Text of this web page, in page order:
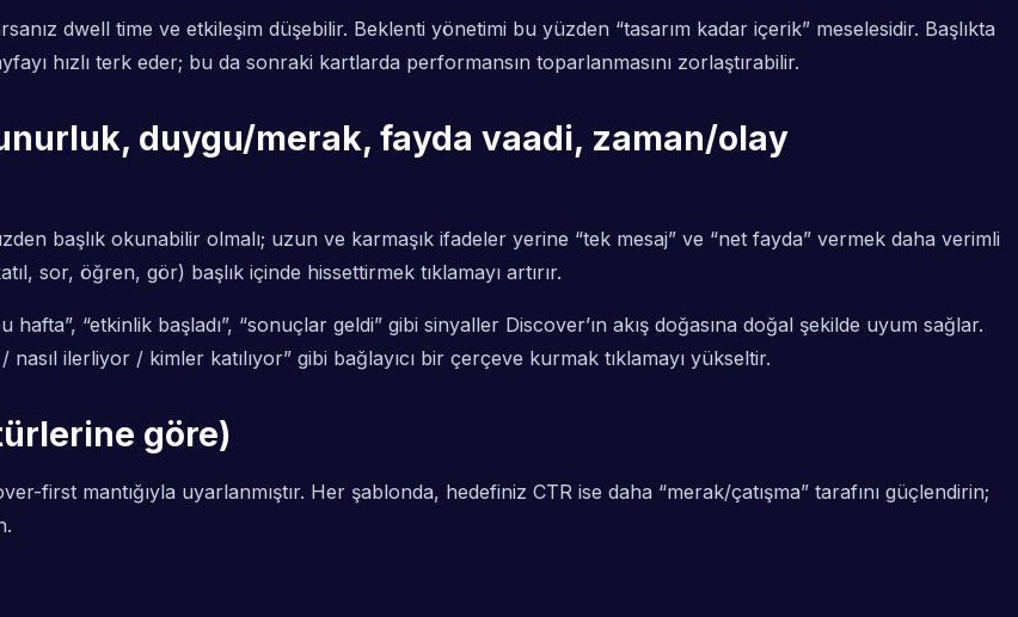
dwell time ve etkileşim düşebilir. Beklenti yönetimi bu yüzden “tasarım kadar içerik” meselesidir. Başlıkta
hızlı terk eder; bu da sonraki kartlarda performansın toparlanmasını zorlaştırabilir.
duygu/merak, fayda vaadi, zaman/olay
başlık okunabilir olmalı; uzun ve karmaşık ifadeler yerine “tek mesaj” ve “net fayda” vermek daha verimli
sor, öğren, gör) başlık içinde hissettirmek tıklamayı artırır.
“etkinlik başladı”, “sonuçlar geldi” gibi sinyaller Discover’ın akış doğasına doğal şekilde uyum sağlar.
ilerliyor / kimler katılıyor” gibi bağlayıcı bir çerçeve kurmak tıklamayı yükseltir.
göre)
first mantığıyla uyarlanmıştır. Her şablonda, hedefiniz CTR ise daha “merak/çatışma” tarafını güçlendirin;